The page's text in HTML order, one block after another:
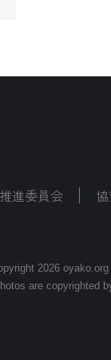
進委員会
2026
are copyrighted